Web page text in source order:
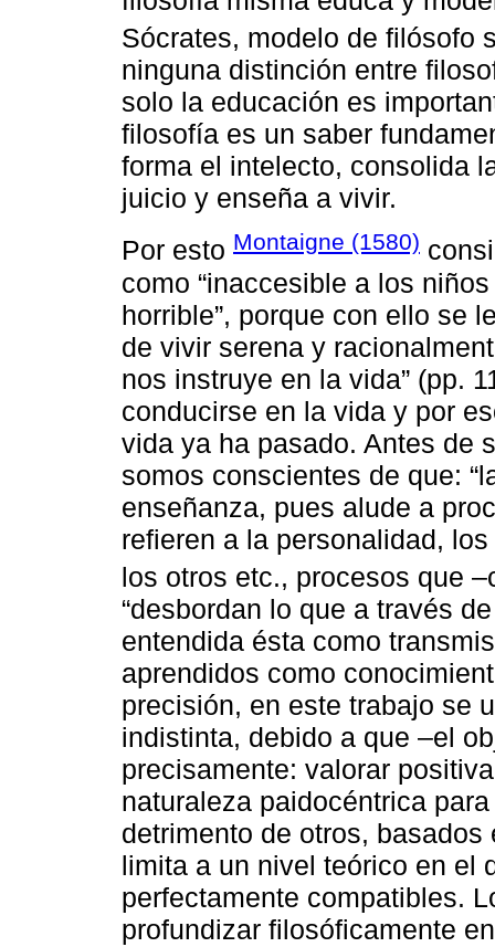
Sócrates, modelo de filósofo
ninguna distinción entre
solo la educación es
filosofía es un saber
forma el intelecto, consolida
juicio y enseña a vivir.
Por esto Montaigne (1580)
como “inaccesible a los
horrible”, porque con ello se
de vivir serena y
nos instruye en la vida” (pp.
conducirse en la vida y por
vida ya ha pasado. Antes de
somos conscientes de que:
enseñanza, pues alude a
refieren a la personalidad,
los otros etc., procesos que
“desbordan lo que a través
entendida ésta como
aprendidos como
precisión, en este trabajo se
indistinta, debido a que –el
precisamente: valorar
naturaleza paidocéntrica
detrimento de otros,
limita a un nivel teórico en el
perfectamente compatibles.
profundizar filosóficamente